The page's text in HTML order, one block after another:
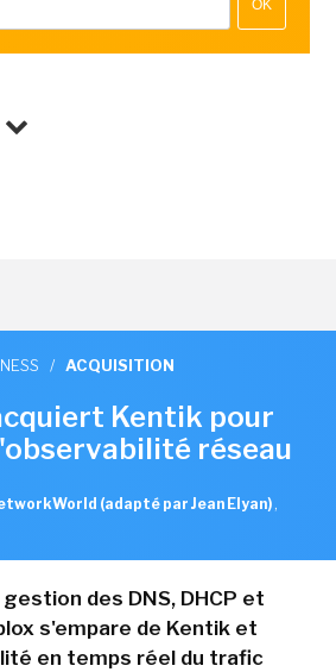
OK
/ ACQUISITION
Kentik pour
réseau
(adapté par Jean Elyan) ,
des DNS, DHCP et
s'empare de Kentik et
en temps réel du trafic